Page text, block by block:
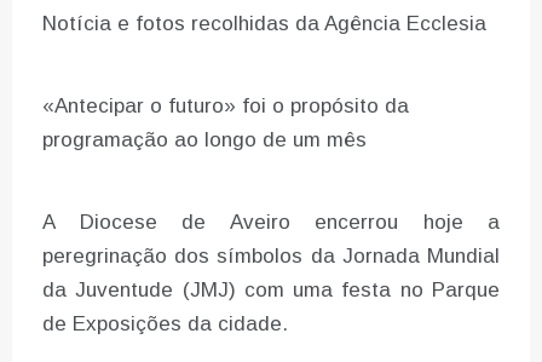
Notícia e fotos recolhidas da Agência Ecclesia
«Antecipar o futuro» foi o propósito da
programação ao longo de um mês
A Diocese de Aveiro encerrou hoje a
peregrinação dos símbolos da Jornada Mundial
da Juventude (JMJ) com uma festa no Parque
de Exposições da cidade.